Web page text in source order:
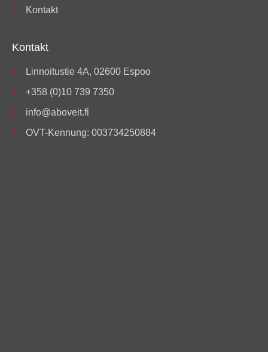
Kontakt
Kontakt
Linnoitustie 4A, 02600 Espoo
+358 (0)10 739 7350
info@aboveit.fi
OVT-Kennung: 003734250884